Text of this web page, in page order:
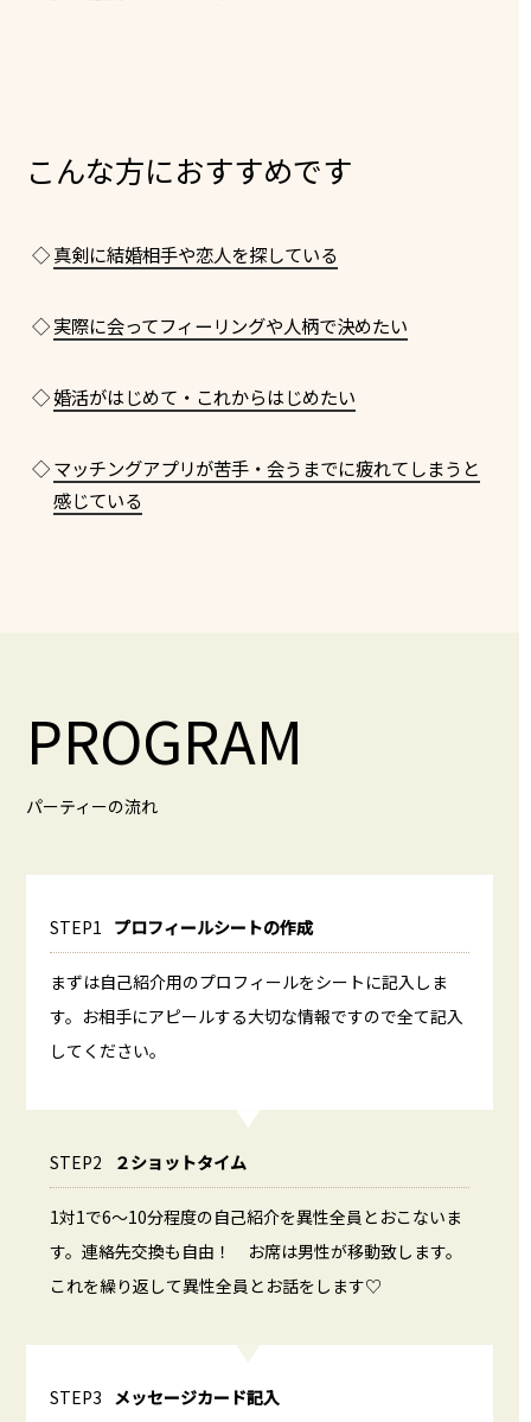
こんな方におすすめです
◇真剣に結婚相手や恋人を探している
◇実際に会ってフィーリングや人柄で決めたい
◇婚活がはじめて・これからはじめたい
◇マッチングアプリが苦手・会うまでに疲れてしまうと
感じている
PROGRAM
パーティーの流れ
STEP1 プロフィールシートの作成
まずは自己紹介用のプロフィールをシートに記入しま
す。お相手にアピールする大切な情報ですので全て記入
してください。
STEP2 ２ショットタイム
1対1で6～10分程度の自己紹介を異性全員とおこないま
す。連絡先交換も自由！ お席は男性が移動致します。
これを繰り返して異性全員とお話をします♡
STEP3 メッセージカード記入